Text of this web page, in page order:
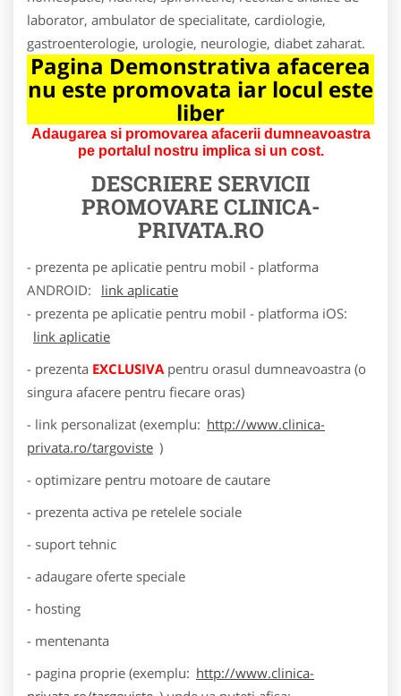
laborator, ambulator de specialitate, cardiologie,
gastroenterologie, urologie, neurologie, diabet zaharat.
Pagina Demonstrativa afacerea
nu este promovata iar locul este
liber
Adaugarea si promovarea afacerii dumneavoastra
pe portalul nostru implica si un cost.
DESCRIERE SERVICII
PROMOVARECLINICA-
PRIVATA.RO
- prezenta pe aplicatie pentru mobil - platforma
ANDROID:
link aplicatie
- prezenta pe aplicatie pentru mobil - platforma iOS:
link aplicatie
- prezenta EXCLUSIVA pentru orasul dumneavoastra (o
singura afacere pentru fiecare oras)
- link personalizat (exemplu: http://www.clinica-
privata.ro/targoviste )
- optimizare pentru motoare de cautare
- prezenta activa pe retelele sociale
- suport tehnic
- adaugare oferte speciale
- hosting
- mentenanta
- pagina proprie (exemplu: http://www.clinica-